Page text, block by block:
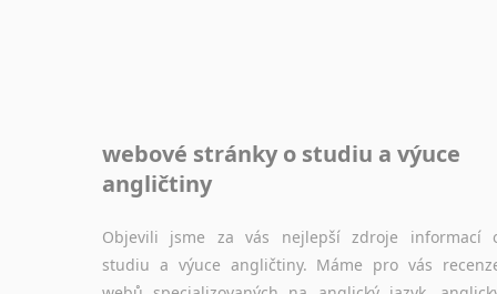
webové stránky o studiu a výuce
angličtiny
Objevili jsme za vás nejlepší zdroje informací
studiu a výuce angličtiny. Máme pro vás